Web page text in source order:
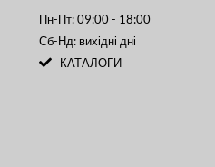
Пн-Пт: 09:00 - 18:00
Сб-Нд: вихідні дні
КАТАЛОГИ